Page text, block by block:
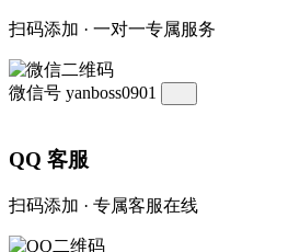
扫码添加 · 一对一专属服务
微信号 yanboss0901
QQ 客服
扫码添加 · 专属客服在线